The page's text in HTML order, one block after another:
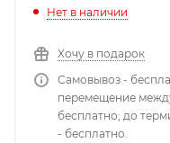
Нет в наличии
Хочу в подарок
Самовывоз -
перемещение
бесплатно; до
- бесплатно.